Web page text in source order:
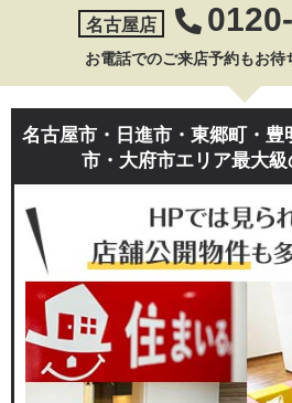
名古屋店
お電話でのご来店予約もお待
名古屋市・日進市・東郷町・
市・大府市エリア最大